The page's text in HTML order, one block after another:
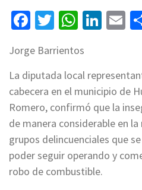
Facebook
Twitter
Jorge Barrientos
La diputada local
cabecera en el municipio de
Romero, confirmó que la
de manera considerable en
grupos delincuenciales que
poder seguir operando y
robo de combustible.